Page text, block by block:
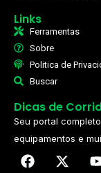
Links
Ferramentas
Sobre
Politica de
Buscar
Dicas de
Seu portal
equipamentos e